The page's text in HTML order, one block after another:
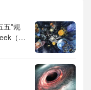
五”规
（深
育